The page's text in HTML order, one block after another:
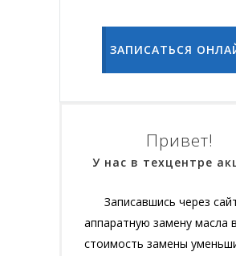
ЗАПИСАТЬСЯ
Привет!
У нас в техцентре
Записавшись через
аппаратную замену масла
стоимость замены